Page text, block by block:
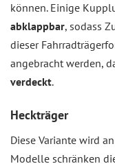
können. Einige
abklappbar, sodass
dieser
angebracht werden,
verdeckt.
Heckträger
Diese Variante wird
Modelle schränken